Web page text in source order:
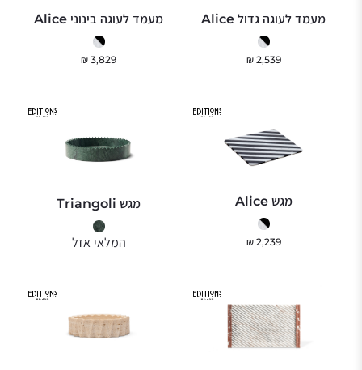
מעמד לעוגה גדול Alice
2,539
₪
מעמד לעוגה בינוני Alice
3,829
₪
מגש Alice
2,239
₪
מגש Triangoli
המלאי אזל